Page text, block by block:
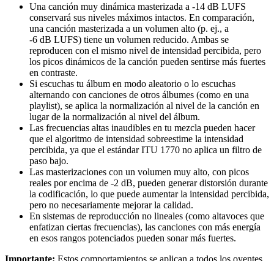
Una canción muy dinámica masterizada a -14 dB LUFS
conservará sus niveles máximos intactos. En comparación,
una canción masterizada a un volumen alto (p. ej., a
-6 dB LUFS) tiene un volumen reducido. Ambas se
reproducen con el mismo nivel de intensidad percibida, pero
los picos dinámicos de la canción pueden sentirse más fuertes
en contraste.
Si escuchas tu álbum en modo aleatorio o lo escuchas
alternando con canciones de otros álbumes (como en una
playlist), se aplica la normalización al nivel de la canción en
lugar de la normalización al nivel del álbum.
Las frecuencias altas inaudibles en tu mezcla pueden hacer
que el algoritmo de intensidad sobreestime la intensidad
percibida, ya que el estándar ITU 1770 no aplica un filtro de
paso bajo.
Las masterizaciones con un volumen muy alto, con picos
reales por encima de -2 dB, pueden generar distorsión durante
la codificación, lo que puede aumentar la intensidad percibida,
pero no necesariamente mejorar la calidad.
En sistemas de reproducción no lineales (como altavoces que
enfatizan ciertas frecuencias), las canciones con más energía
en esos rangos potenciados pueden sonar más fuertes.
Importante: Estos comportamientos se aplican a todos los oyentes,